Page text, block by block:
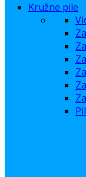
Kružne pile